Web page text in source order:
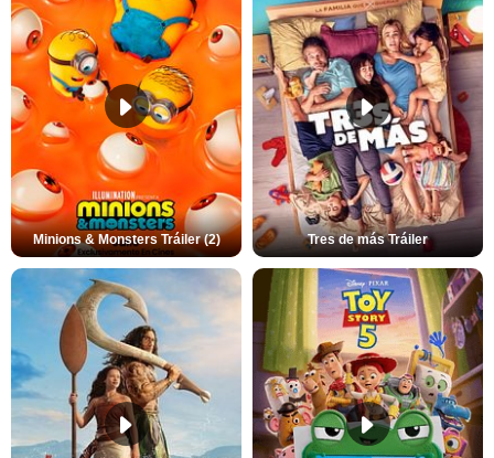
Minions & Monsters Tráiler (2) Tres de más Tráiler